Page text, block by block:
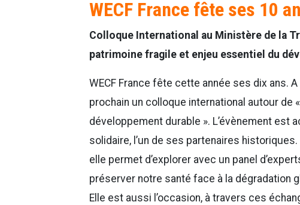
WECF France fête ses 10
Colloque International au Ministère de la
patrimoine fragile et enjeu essentiel du
WECF France fête cette année ses dix ans.
prochain un colloque international autour de
développement durable ». L’évènement
solidaire, l’un de ses partenaires
elle permet d’explorer avec un panel
préserver notre santé face à la dégradation
Elle est aussi l’occasion, à travers ces